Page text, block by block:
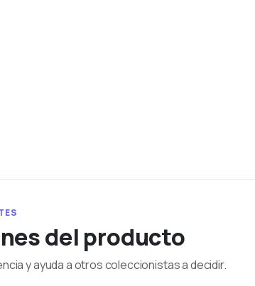
del producto
y ayuda a otros coleccionistas a decidir.